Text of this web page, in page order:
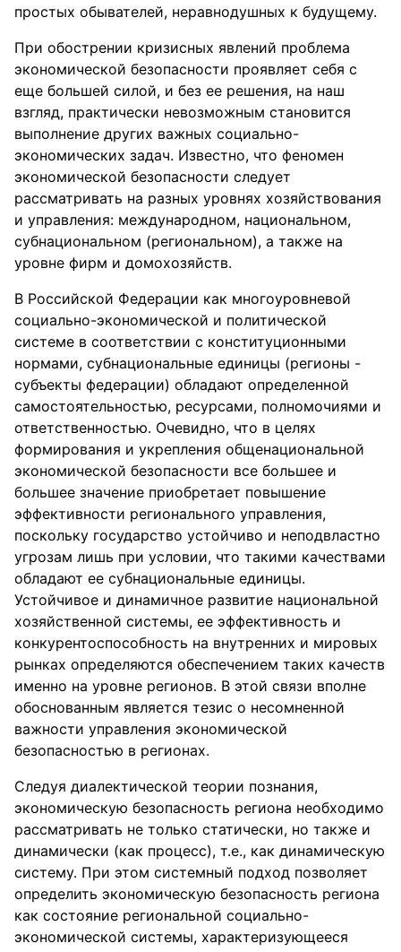
простых обывателей, неравнодушных к будущему.
При обострении кризисных явлений проблема
экономической безопасности проявляет себя с
еще большей силой, и без ее решения, на наш
взгляд, практически невозможным становится
выполнение других важных социально-
экономических задач. Известно, что феномен
экономической безопасности следует
рассматривать на разных уровнях хозяйствования
и управления: международном, национальном,
субнациональном (региональном), а также на
уровне фирм и домохозяйств.
В Российской Федерации как многоуровневой
социально-экономической и политической
системе в соответствии с конституционными
нормами, субнациональные единицы (регионы -
субъекты федерации) обладают определенной
самостоятельностью, ресурсами, полномочиями и
ответственностью. Очевидно, что в целях
формирования и укрепления общенациональной
экономической безопасности все большее и
большее значение приобретает повышение
эффективности регионального управления,
поскольку государство устойчиво и неподвластно
угрозам лишь при условии, что такими качествами
обладают ее субнациональные единицы.
Устойчивое и динамичное развитие национальной
хозяйственной системы, ее эффективность и
конкурентоспособность на внутренних и мировых
рынках определяются обеспечением таких качеств
именно на уровне регионов. В этой связи вполне
обоснованным является тезис о несомненной
важности управления экономической
безопасностью в регионах.
Следуя диалектической теории познания,
экономическую безопасность региона необходимо
рассматривать не только статически, но также и
динамически (как процесс), т.е., как динамическую
систему. При этом системный подход позволяет
определить экономическую безопасность региона
как состояние региональной социально-
экономической системы, характеризующееся